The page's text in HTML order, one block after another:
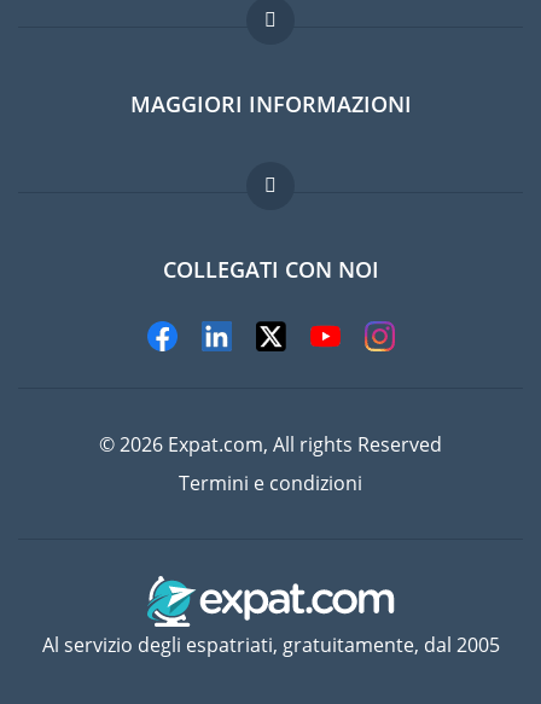
Forum per expat
Guida per expat
Lavori all'estero
MAGGIORI INFORMAZIONI
Domande frequenti
COLLEGATI CON NOI
© 2026 Expat.com, All rights Reserved
Termini e condizioni
Al servizio degli espatriati, gratuitamente, dal 2005